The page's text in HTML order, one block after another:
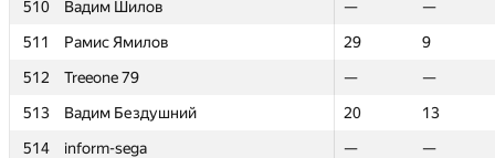
510
Вадим Шилов —
—
511
Рамис Ямилов 29
9
512
Treeone 79 —
—
513
Вадим Бездушний 20
13
514
inform-sega —
—
510
Вадим Шилов —
—
511
Рамис Ямилов 29
9
512
Treeone 79 —
—
513
Вадим Бездушний 20
13
514
inform-sega —
—